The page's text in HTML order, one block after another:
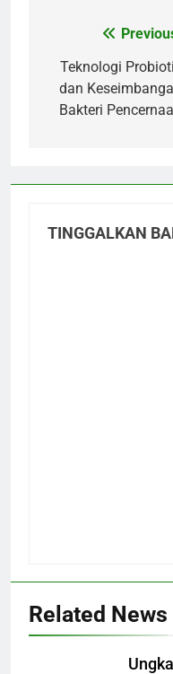
Navigasi
pos
Teknologi
dan
Bakteri
TINGGALKAN
Related News